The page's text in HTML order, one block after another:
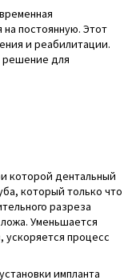
постоянную. Этот
и реабилитации.
решение для
которой дентальный
который только что
разреза
Уменьшается
ускоряется процесс
импланта